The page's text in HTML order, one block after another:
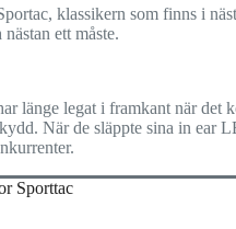
klassikern som finns i
nästan ett måste.
länge legat i framkant när
När de släppte sina in ear